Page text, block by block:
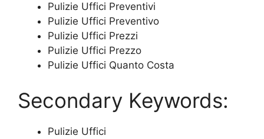
Pulizie Uffici Preventivi
Pulizie Uffici Preventivo
Pulizie Uffici Prezzi
Pulizie Uffici Prezzo
Pulizie Uffici Quanto Costa
Secondary Keywords:
Pulizie Uffici